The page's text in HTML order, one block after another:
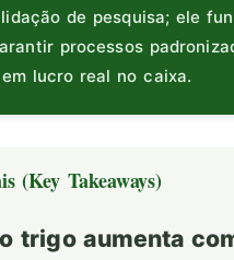
de pesquisa; ele
processos
lucro real no caixa.
(Key Takeaways)
trigo aumenta